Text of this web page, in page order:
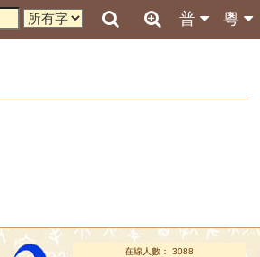
粵
普
在線人數： 3088